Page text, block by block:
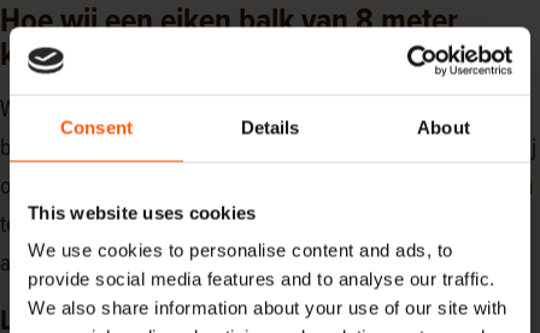
Consent Details About
This website uses cookies
We use cookies to personalise content and ads, to
provide social media features and to analyse our traffic.
We also share information about your use of our site with
Hoe wij een eiken balk van 8 meter
kunnen aanbieden
Wij kunnen een eiken balk van 8 meter aanbieden door ons
brede netwerk aan zagerijen in Europa. Hierdoor hebben wij
ook de grootste eiken balken collectie van Nederland weten
te verkrijgen. Het is zelfs zo dat langere eiken balken op
aanvraag ook mogelijk zijn.
Lange balken en hun toepassingen